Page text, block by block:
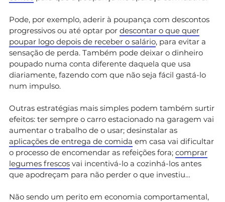
Pode, por exemplo, aderir à poupança com descontos
progressivos ou até optar por descontar o que quer
poupar logo depois de receber o salário, para evitar a
sensação de perda. Também pode deixar o dinheiro
poupado numa conta diferente daquela que usa
diariamente, fazendo com que não seja fácil gastá-lo
num impulso.
Outras estratégias mais simples podem também surtir
efeitos: ter sempre o carro estacionado na garagem vai
aumentar o trabalho de o usar; desinstalar as
aplicações de entrega de comida em casa vai dificultar
o processo de encomendar as refeições fora; comprar
legumes frescos vai incentivá-lo a cozinhá-los antes
que apodreçam para não perder o que investiu…
Não sendo um perito em economia comportamental,